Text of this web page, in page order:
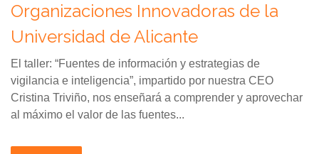
Organizaciones Innovadoras de la
Universidad de Alicante
El taller: “Fuentes de información y estrategias de
vigilancia e inteligencia”, impartido por nuestra CEO
Cristina Triviño, nos enseñará a comprender y aprovechar
al máximo el valor de las fuentes...